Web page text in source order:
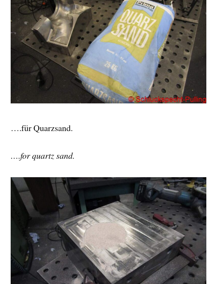
….für Quarzsand.
….for quartz sand.